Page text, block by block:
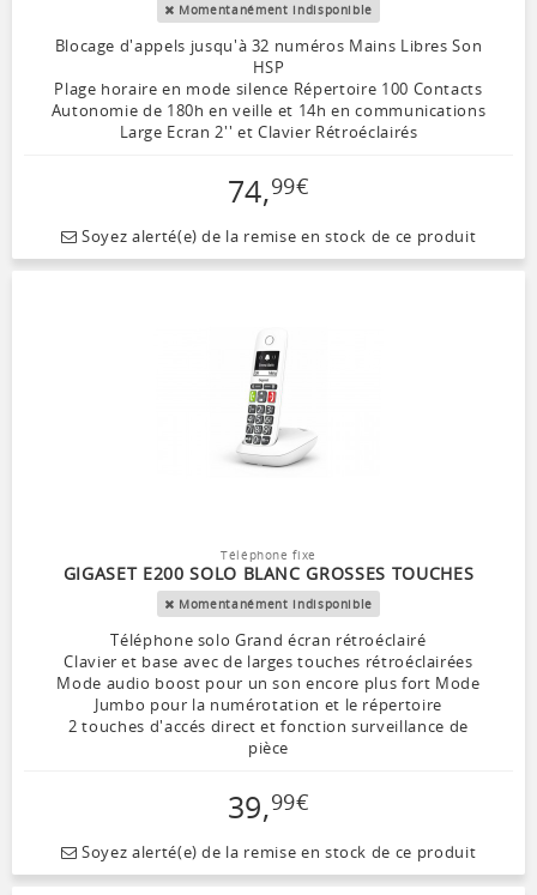
Momentanément indisponible
Blocage d'appels jusqu'à 32 numéros Mains Libres Son
HSP
Plage horaire en mode silence Répertoire 100 Contacts
Autonomie de 180h en veille et 14h en communications
Large Ecran 2'' et Clavier Rétroéclairés
74,99€
Soyez alerté(e) de la remise en stock de ce produit
Téléphone fixe
GIGASET E200 SOLO BLANC GROSSES TOUCHES
Momentanément indisponible
Téléphone solo Grand écran rétroéclairé
Clavier et base avec de larges touches rétroéclairées
Mode audio boost pour un son encore plus fort Mode
Jumbo pour la numérotation et le répertoire
2 touches d'accés direct et fonction surveillance de
pièce
39,99€
Soyez alerté(e) de la remise en stock de ce produit